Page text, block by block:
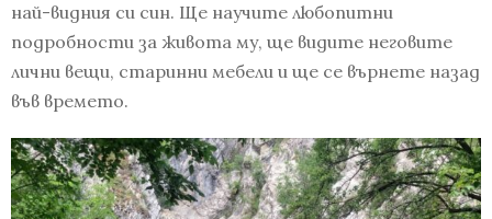
най-видния си син. Ще научите любопитни
подробности за живота му, ще видите неговите
лични вещи, старинни мебели и ще се върнете назад
във времето.